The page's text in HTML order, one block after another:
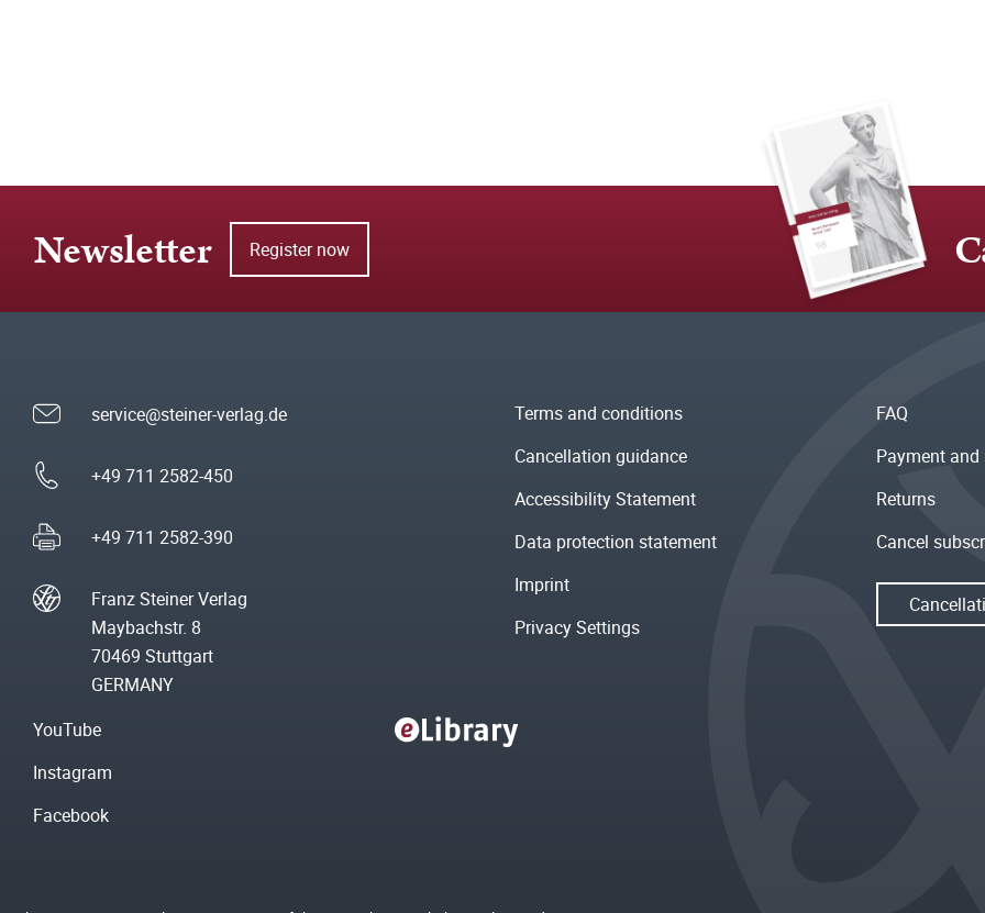
Newsletter Register now
service@steiner-verlag.de
+49 711 2582-450
+49 711 2582-390
Franz Steiner Verlag
Maybachstr. 8
70469 Stuttgart
GERMANY
Terms and conditions
Cancellation guidance
Accessibility Statement
Data protection statement
Imprint
Privacy Settings
FAQ
Payment
Returns
Cancel
YouTube
Instagram
Facebook